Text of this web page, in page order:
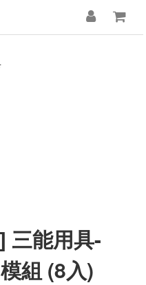
三能用具-
組 (8入)